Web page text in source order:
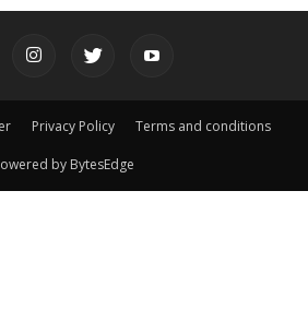
Privacy Policy Terms and conditions
by BytesEdge